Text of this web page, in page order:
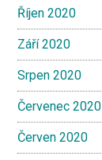
Říjen 2020
Září 2020
Srpen 2020
Červenec 2020
Červen 2020